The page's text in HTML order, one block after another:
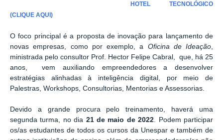
HOTEL TECNOLÓGICO
(CLIQUE AQUI)
O foco principal é a proposta de inovação para lançamento de
novas empresas, como por exemplo, a Oficina de Ideação,
ministrada pelo consultor Prof. Hector Felipe Cabral, que, há 25
anos, vem auxiliando empreendedoresa desenvolver
estratégias alinhadas à inteligência digital, por meio de
Palestras, Workshops, Consultorias, Mentorias e Assessorias.
Devido a grande procura pelo treinamento, haverá uma
segunda turma, no dia 21 de maio de 2022 . Podem participar
os/as estudantes de todos os cursos da Unespar e também de